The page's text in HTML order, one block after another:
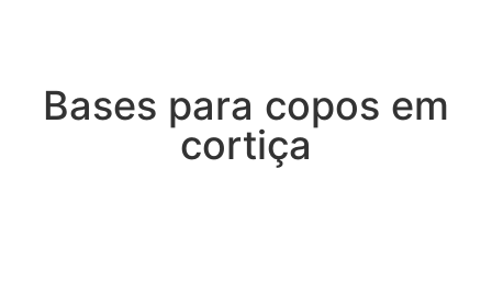
Bases para copos em
cortiça